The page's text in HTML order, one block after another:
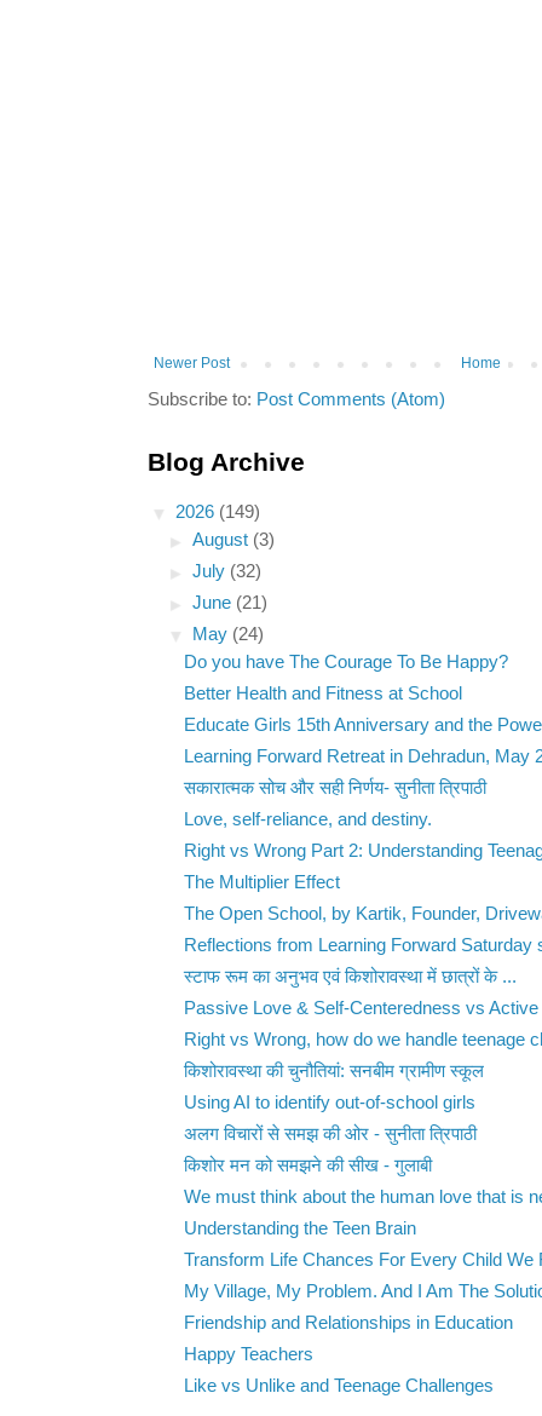
Newer Post Home
Subscribe to: Post Comments (Atom)
Blog Archive
▼ 2026 (149)
►August (3)
►July (32)
►June (21)
▼
May (24)
Do you have The Courage To Be Happy?
Better Health and Fitness at School
Educate Girls 15th Anniversary and the
Learning Forward Retreat in Dehradun, May
सकारात्मक सोच और सही निर्णय- सुनीता त्रिपाठी
Love, self-reliance, and destiny.
Right vs Wrong Part 2: Understanding
The Multiplier Effect
The Open School, by Kartik, Founder,
Reflections from Learning Forward Saturday
स्टाफ रूम का अनुभव एवं किशोरावस्था में छात्रों के ...
Passive Love & Self-Centeredness vs
Right vs Wrong, how do we handle teenage
किशोरावस्था की चुनौतियां: सनबीम ग्रामीण स्कूल
Using AI to identify out-of-school girls
अलग विचारों से समझ की ओर - सुनीता त्रिपाठी
किशोर मन को समझने की सीख - गुलाबी
We must think about the human love that is
Understanding the Teen Brain
Transform Life Chances For Every Child We
My Village, My Problem. And I Am The
Friendship and Relationships in Education
Happy Teachers
Like vs Unlike and Teenage Challenges